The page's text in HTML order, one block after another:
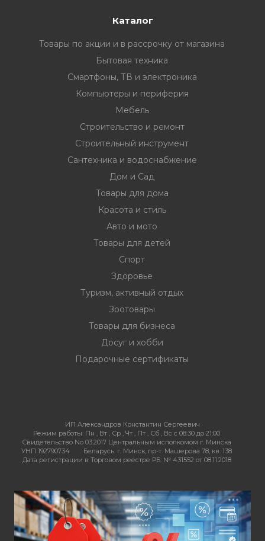
Каталог
Товары по акции и в рассрочку от магазина
Бытовая техника
Смартфоны, ТВ и электроника
Компьютеры и периферия
Мебель
Строительство и ремонт
Строительный инструмент
Сантехника и водоснабжение
Дом и Сад
Товары для дома
Красота и стиль
Авто и мото
Товары для детей
Спорт
Здоровье
Туризм, активный отдых
Зоотовары
Товары для бизнеса
Досуг и хобби
Подарочные сертификаты
ИП Александров Константин Сергеевич
Режим работы: Пн , Вт , Ср , Чт , Пт , Сб , Вс c 08:30 до 21:00
Свидетельство No 03.2017 Центральным исполкомом г. Минска
УНП 192790734
Беларусь. г. Минск, пр-т. Машерова 78, кв. 138
Дата регистрации в Торговом реестре РБ: № 431552 от 08.11.2018